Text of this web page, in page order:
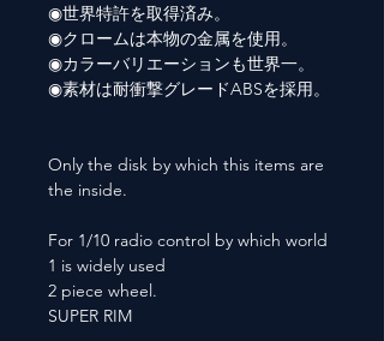
◉世界特許を取得済み。
◉クロームは本物の金属を使用。
◉カラーバリエーションも世界一。
◉素材は耐衝撃グレードABSを採用。
Only the disk by which this items are
the inside.
For 1/10 radio control by which world
1 is widely used
2 piece wheel.
SUPER RIM